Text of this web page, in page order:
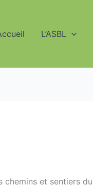
L’ASBL
chemins et sentiers du